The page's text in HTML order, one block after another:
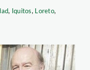
, Iquitos, Loreto,